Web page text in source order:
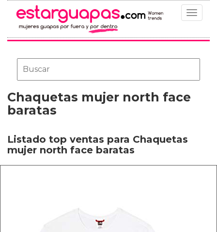
Toggle
Chaquetas mujer north face
baratas
Listado top ventas para Chaquetas
mujer north face baratas